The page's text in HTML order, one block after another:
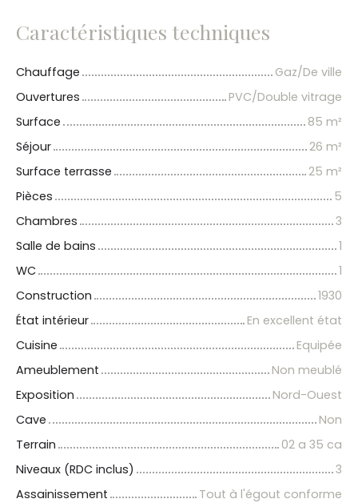
Caractéristiques techniques
Chauffage
Gaz/De ville
Ouvertures
PVC/Double vitrage
Surface
85 m²
Séjour
26 m²
Surface terrasse
25 m²
Pièces
5
Chambres
3
Salle de bains
1
WC
1
Construction
1930
État intérieur
En excellent état
Cuisine
Equipée
Ameublement
Non meublé
Exposition
Nord-Ouest
Cave
Non
Terrain
02 a 35 ca
Niveaux (RDC inclus)
3
Assainissement
Tout à l'égout conforme